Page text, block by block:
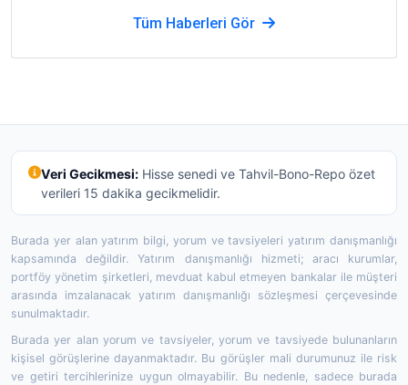
Tüm Haberleri Gör
Veri Gecikmesi:Hisse senedi ve Tahvil-Bono-Repo özet
verileri 15 dakika gecikmelidir.
Burada yer alan yatırım bilgi, yorum ve tavsiyeleri yatırım danışmanlığı
kapsamında değildir. Yatırım danışmanlığı hizmeti; aracı kurumlar,
portföy yönetim şirketleri, mevduat kabul etmeyen bankalar ile müşteri
arasında imzalanacak yatırım danışmanlığı sözleşmesi çerçevesinde
sunulmaktadır.
Burada yer alan yorum ve tavsiyeler, yorum ve tavsiyede bulunanların
kişisel görüşlerine dayanmaktadır. Bu görüşler mali durumunuz ile risk
ve getiri tercihlerinize uygun olmayabilir. Bu nedenle, sadece burada